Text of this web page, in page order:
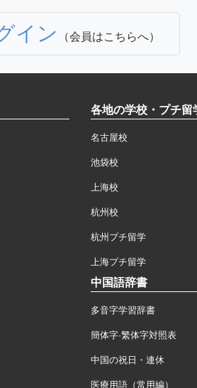
イン （会員はこちらへ）
各地の学校・プチ留
名古屋校
池袋校
上海校
杭州校
杭州プチ留学
上海プチ留学
中国語辞書
多音字学習辞書
簡体字·繁体字対照表
中国の祝日・連休
医療用語（常用編）